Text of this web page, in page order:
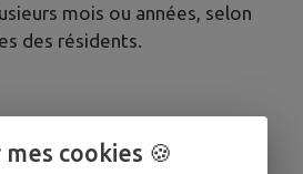
mois ou années, selon
des résidents.
cookies 🍪